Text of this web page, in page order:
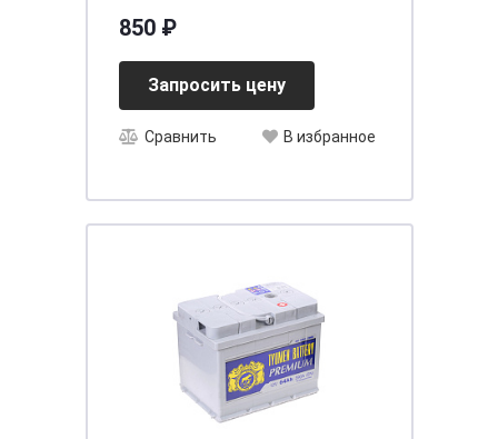
850 ₽
Запросить цену
Сравнить В избранное